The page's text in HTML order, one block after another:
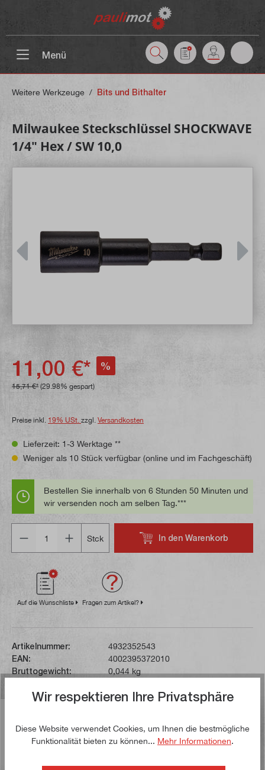
Menü
Weitere Werkzeuge / Bits und Bithalter
Milwaukee Steckschlüssel SHOCKWAVE
1/4" Hex / SW 10,0
11,00 €* %
15,71 €* (29.98% gespart)
Preise inkl. 19% USt. zzgl. Versandkosten
Lieferzeit: 1-3 Werktage **
Weniger als 10 Stück verfügbar (online und im Fachgeschäft)
Bestellen Sie innerhalb von 6 Stunden 50 Minuten und
wir versenden noch am selben Tag.***
Stck
In den Warenkorb
Auf die Wunschliste Fragen zum Artikel?
Artikelnummer:
4932352543
EAN:
4002395372010
Bruttogewicht:
0,044 kg
Dieser schlagfeste Steckschlüsseleinsatz mit Hex-
Einspannschaft 1/4" ist für den Einsatz in
Wir respektieren Ihre Privatsphäre
Diese Website verwendet Cookies, um Ihnen die bestmögliche
Funktionalität bieten zu können... Mehr Informationen.